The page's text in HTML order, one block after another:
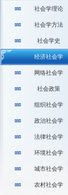
社会学理论
社会学方法
社会学史
经济社会学
网络社会学
社会政策
组织社会学
政治社会学
法律社会学
环境社会学
城市社会学
农村社会学